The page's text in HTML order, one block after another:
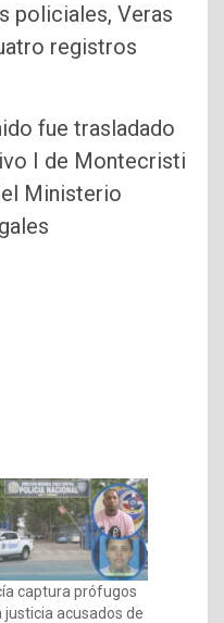
policiales, Veras
registros
fue trasladado
I de Montecristi
Ministerio
captura prófugos
justicia acusados de